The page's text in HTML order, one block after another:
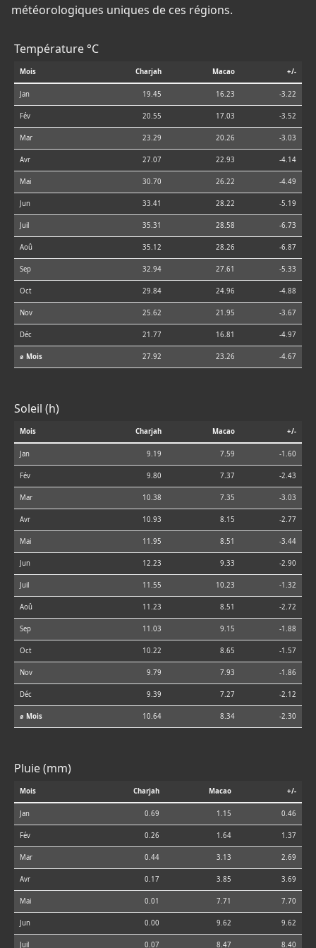
météorologiques uniques de ces régions.
Température °C
Mois Charjah Macao +/-
Jan 19.45 16.23 -3.22
Fév 20.55 17.03 -3.52
Mar 23.29 20.26 -3.03
Avr 27.07 22.93 -4.14
Mai 30.70 26.22 -4.49
Jun 33.41 28.22 -5.19
Juil 35.31 28.58 -6.73
Aoû 35.12 28.26 -6.87
Sep 32.94 27.61 -5.33
Oct 29.84 24.96 -4.88
Nov 25.62 21.95 -3.67
Déc 21.77 16.81 -4.97
⌀ Mois 27.92 23.26 -4.67
Soleil (h)
Mois Charjah Macao +/-
Jan 9.19 7.59 -1.60
Fév 9.80 7.37 -2.43
Mar 10.38 7.35 -3.03
Avr 10.93 8.15 -2.77
Mai 11.95 8.51 -3.44
Jun 12.23 9.33 -2.90
Juil 11.55 10.23 -1.32
Aoû 11.23 8.51 -2.72
Sep 11.03 9.15 -1.88
Oct 10.22 8.65 -1.57
Nov 9.79 7.93 -1.86
Déc 9.39 7.27 -2.12
⌀ Mois 10.64 8.34 -2.30
Pluie (mm)
Mois Charjah Macao +/-
Jan 0.69 1.15 0.46
Fév 0.26 1.64 1.37
Mar 0.44 3.13 2.69
Avr 0.17 3.85 3.69
Mai 0.01 7.71 7.70
Jun 0.00 9.62 9.62
Juil 0.07 8.47 8.40